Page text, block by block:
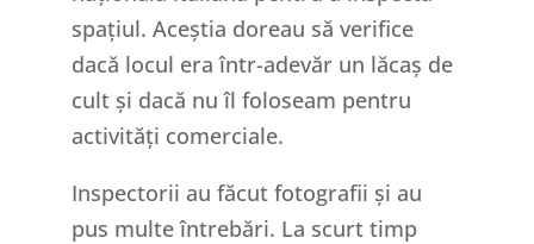
spațiul. Aceștia doreau să verifice
dacă locul era într-adevăr un lăcaș de
cult și dacă nu îl foloseam pentru
activități comerciale.
Inspectorii au făcut fotografii și au
pus multe întrebări. La scurt timp